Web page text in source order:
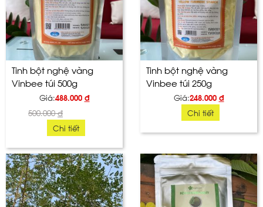
Tinh bột nghệ vàng
Vinbee túi 500g
Giá:488.000 đ
500.000đ
Chi tiết
Tinh bột nghệ vàng
Vinbee túi 250g
Giá:248.000 đ
Chi tiết